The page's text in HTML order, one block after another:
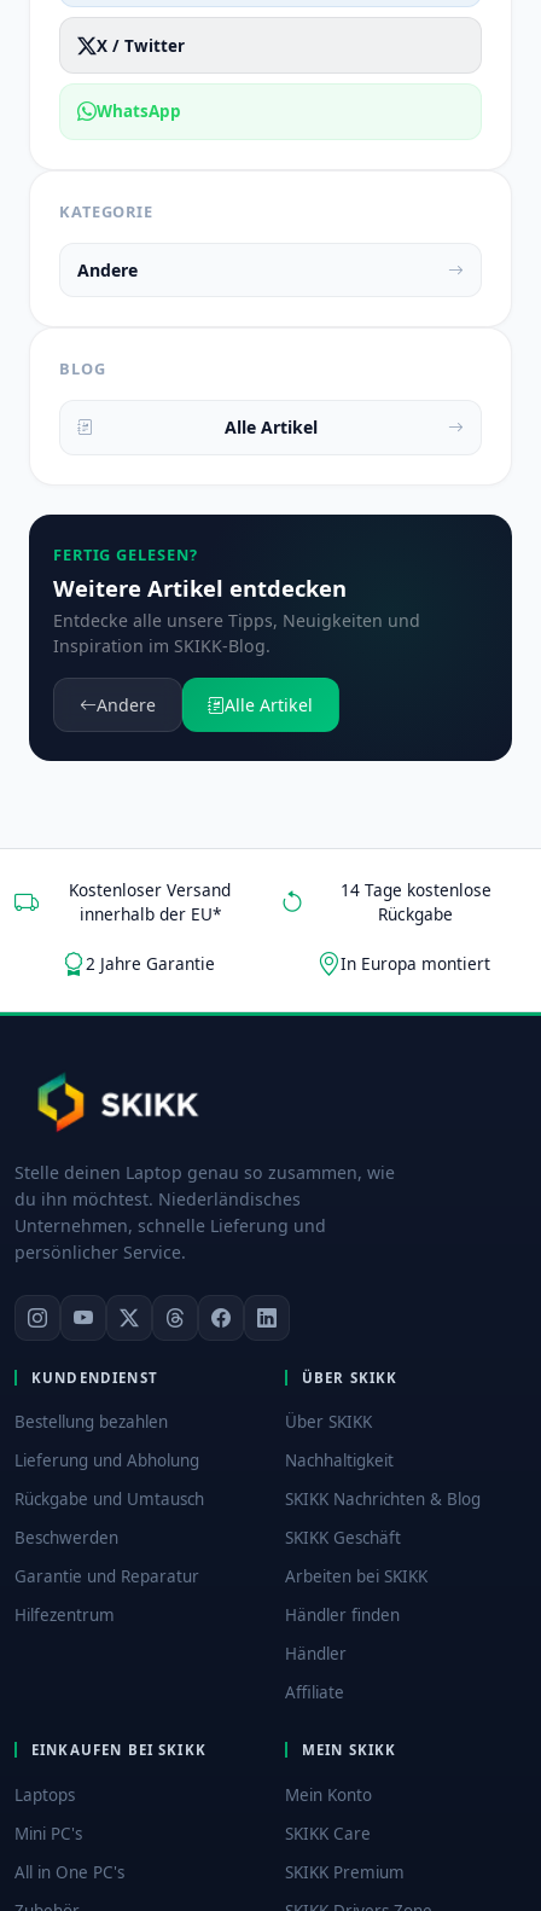
X / Twitter
WhatsApp
KATEGORIE
Andere
BLOG
Alle Artikel
FERTIG GELESEN?
Weitere Artikel entdecken
Entdecke alle unsere Tipps, Neuigkeiten und
Inspiration im SKIKK-Blog.
Andere Alle Artikel
Kostenloser Versand
innerhalb der EU*
14 Tage kostenlose
Rückgabe
2 Jahre Garantie In Europa montiert
Stelle deinen Laptop genau so zusammen, wie
du ihn möchtest. Niederländisches
Unternehmen, schnelle Lieferung und
persönlicher Service.
KUNDENDIENST
Bestellung bezahlen
Lieferung und Abholung
Rückgabe und Umtausch
Beschwerden
Garantie und Reparatur
Hilfezentrum
ÜBER SKIKK
Über SKIKK
Nachhaltigkeit
SKIKK Nachrichten & Blog
SKIKK Geschäft
Arbeiten bei SKIKK
Händler finden
Händler
Affiliate
EINKAUFEN BEI SKIKK
Laptops
Mini PC's
All in One PC's
MEIN SKIKK
Mein Konto
SKIKK Care
SKIKK Premium